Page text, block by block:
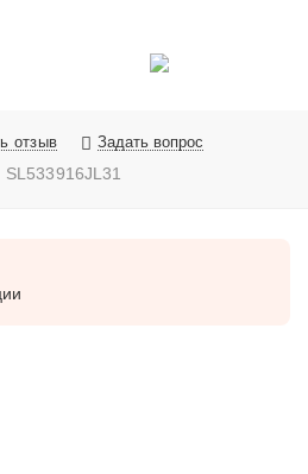
отзыв Задать вопрос
SL533916JL31